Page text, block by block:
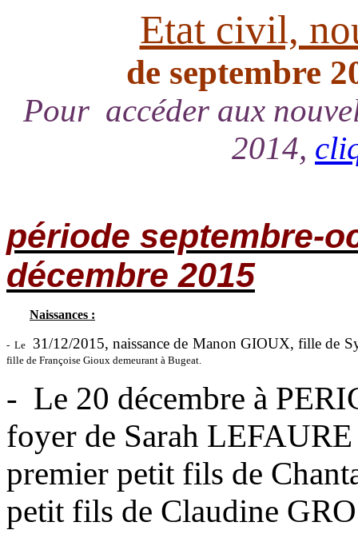
Etat civil,
de septembre
Pour accéder aux
2014,
période septembre-
décembre2015
Naissances :
- Le 31/12/2015, naissance de Manon GIOUX, fille de
fille de Françoise Gioux demeurant à Bugeat.
- Le 20 décembre à
foyer de Sarah
premier petit fils de
petit fils de Claudine